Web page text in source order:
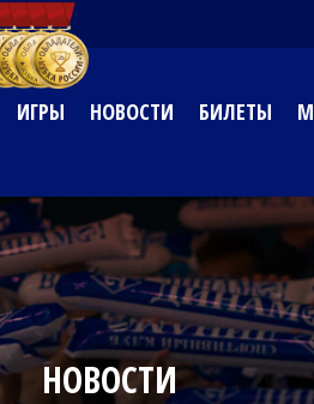
ИГРЫ НОВОСТИ БИЛЕТЫ
НОВОСТИ